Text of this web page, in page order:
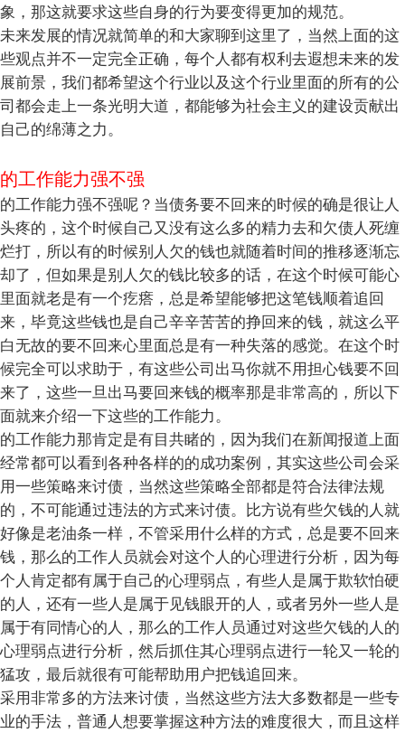
象，那这就要求这些自身的行为要变得更加的规范。
未来发展的情况就简单的和大家聊到这里了，当然上面的这
些观点并不一定完全正确，每个人都有权利去遐想未来的发
展前景，我们都希望这个行业以及这个行业里面的所有的公
司都会走上一条光明大道，都能够为社会主义的建设贡献出
自己的绵薄之力。
的工作能力强不强
的工作能力强不强呢？当债务要不回来的时候的确是很让人
头疼的，这个时候自己又没有这么多的精力去和欠债人死缠
烂打，所以有的时候别人欠的钱也就随着时间的推移逐渐忘
却了，但如果是别人欠的钱比较多的话，在这个时候可能心
里面就老是有一个疙瘩，总是希望能够把这笔钱顺着追回
来，毕竟这些钱也是自己辛辛苦苦的挣回来的钱，就这么平
白无故的要不回来心里面总是有一种失落的感觉。在这个时
候完全可以求助于，有这些公司出马你就不用担心钱要不回
来了，这些一旦出马要回来钱的概率那是非常高的，所以下
面就来介绍一下这些的工作能力。
的工作能力那肯定是有目共睹的，因为我们在新闻报道上面
经常都可以看到各种各样的的成功案例，其实这些公司会采
用一些策略来讨债，当然这些策略全部都是符合法律法规
的，不可能通过违法的方式来讨债。比方说有些欠钱的人就
好像是老油条一样，不管采用什么样的方式，总是要不回来
钱，那么的工作人员就会对这个人的心理进行分析，因为每
个人肯定都有属于自己的心理弱点，有些人是属于欺软怕硬
的人，还有一些人是属于见钱眼开的人，或者另外一些人是
属于有同情心的人，那么的工作人员通过对这些欠钱的人的
心理弱点进行分析，然后抓住其心理弱点进行一轮又一轮的
猛攻，最后就很有可能帮助用户把钱追回来。
采用非常多的方法来讨债，当然这些方法大多数都是一些专
业的手法，普通人想要掌握这种方法的难度很大，而且这样